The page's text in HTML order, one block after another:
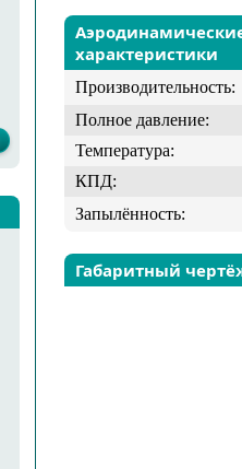
характеристики
Производительность:
Полное давление:
Температура:
КПД:
Запылённость:
Габаритный